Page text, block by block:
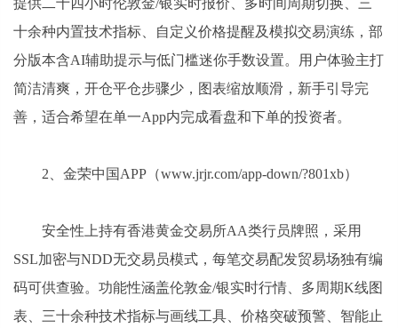
提供二十四小时伦敦金/银实时报价、多时间周期切换、三
十余种内置技术指标、自定义价格提醒及模拟交易演练，部
分版本含AI辅助提示与低门槛迷你手数设置。用户体验主打
简洁清爽，开仓平仓步骤少，图表缩放顺滑，新手引导完
善，适合希望在单一App内完成看盘和下单的投资者。
2、金荣中国APP（www.jrjr.com/app-down/?801xb）
安全性上持有香港黄金交易所AA类行员牌照，采用
SSL加密与NDD无交易员模式，每笔交易配发贸易场独有编
码可供查验。功能性涵盖伦敦金/银实时行情、多周期K线图
表、三十余种技术指标与画线工具、价格突破预警、智能止